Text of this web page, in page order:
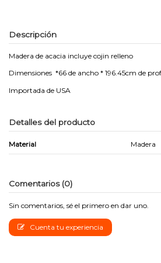
Descripción
Madera de acacia incluye cojin relleno
Dimensiones *66 de ancho * 196.45cm de
Importada de USA
Detalles del producto
Material Madera
Comentarios (0)
Sin comentarios, sé el primero en dar uno.
Cuenta tu experiencia